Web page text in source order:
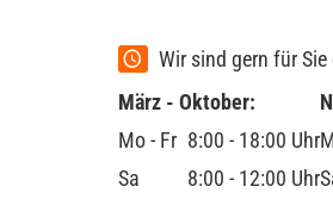
Wir sind gern für
März - Oktober:
Mo - Fr 8:00 - 18:00 Uhr
Sa
8:00 - 12:00 Uhr